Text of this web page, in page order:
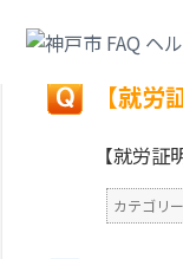
戻る
【就
【就労
カテゴリ